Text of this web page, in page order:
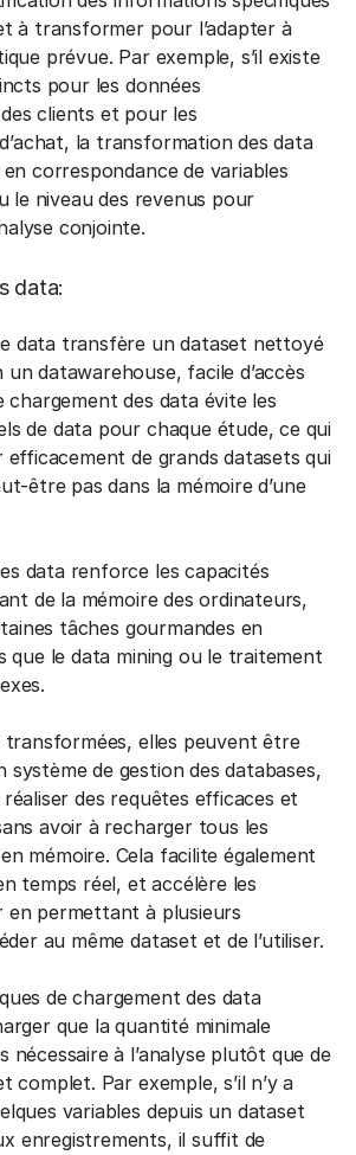
à transformer pour l’adapter à
prévue. Par exemple, s’il existe
pour les données
clients et pour les
la transformation des data
correspondance de variables
le niveau des revenus pour
conjointe.
data:
data transfère un dataset nettoyé
datawarehouse, facile d’accès
chargement des data évite les
de data pour chaque étude, ce qui
de grands datasets qui
être pas dans la mémoire d’une
data renforce les capacités
de la mémoire des ordinateurs,
tâches gourmandes en
que le data mining ou le traitement
transformées, elles peuvent être
système de gestion des databases,
des requêtes efficaces et
avoir à recharger tous les
mémoire. Cela facilite également
temps réel, et accélère les
en permettant à plusieurs
au même dataset et de l’utiliser.
de chargement des data
que la quantité minimale
nécessaire à l’analyse plutôt que de
complet. Par exemple, s’il n’y a
variables depuis un dataset
enregistrements, il suffit de